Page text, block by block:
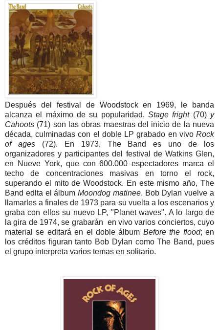
Después del festival de Woodstock en 1969, le banda
alcanza el máximo de su popularidad. Stage fright (70) y
Cahoots (71) son las obras maestras del inicio de la nueva
década, culminadas con el doble LP grabado en vivo Rock
of ages(72). En 1973, The Band es uno de los
organizadores y participantes del festival de Watkins Glen,
en Nueve York, que con 600.000 espectadores marca el
techo de concentraciones masivas en torno el rock,
superando el mito de Woodstock. En este mismo año, The
Band edlta el álbumMoondog matinee. Bob Dylan vuelve a
llamarles a finales de 1973 para su vuelta a los escenarios y
graba con ellos su nuevo LP, "Planet waves". A lo largo de
la gira de 1974, se grabarán en vivo varios conciertos, cuyo
material se editará en el doble álbum Before the flood; en
los créditos figuran tanto Bob Dylan como The Band, pues
el grupo interpreta varios temas en solitario.